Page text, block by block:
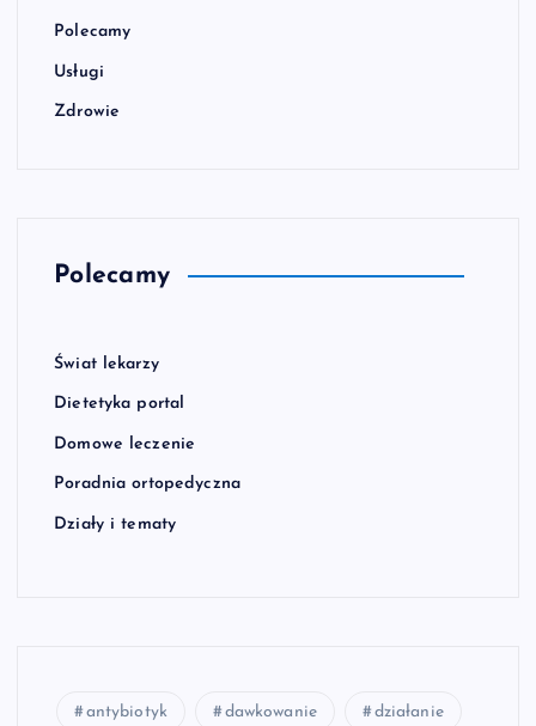
Polecamy
Usługi
Zdrowie
Polecamy
Świat lekarzy
Dietetyka portal
Domowe leczenie
Poradnia ortopedyczna
Działy i tematy
antybiotyk dawkowanie działanie